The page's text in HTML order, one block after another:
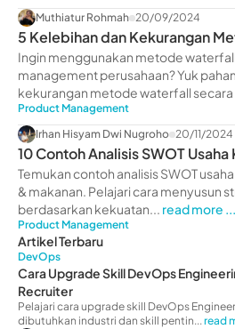
Muthiatur Rohmah 20/09/2024
5 Kelebihan dan Kekurangan
Wajib Tahu!
Ingin menggunakan metode
management perusahaan? Yuk
kekurangan metode waterfall secara
Product Management
Irhan Hisyam Dwi Nugroho 20/11/2024
10 Contoh Analisis SWOT
Makanan
Temukan contoh analisis SWOT
& makanan. Pelajari cara menyusun
berdasarkan kekuatan... read more
Product Management
Artikel Terbaru
DevOps
Cara Upgrade Skill DevOps
Recruiter
Pelajari cara upgrade skill DevOps
dibutuhkan industri dan skill pentin...read